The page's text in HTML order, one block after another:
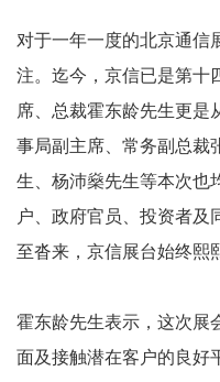
对于一年一度的北京通信
注。迄今，京信已是第十
席、总裁霍东龄先生更是
事局副主席、常务副总裁
生、杨沛燊先生等本次也
户、政府官员、投资者及
至沓来，京信展台始终熙
霍东龄先生表示，这次展
面及接触潜在客户的良好